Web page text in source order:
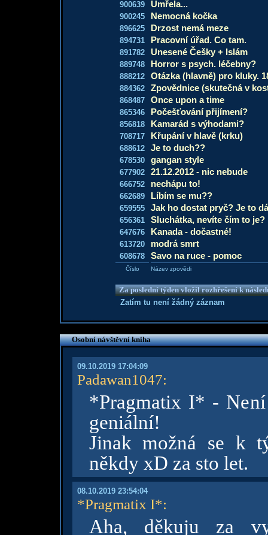
900639 Umřela...
900245 Nemocná kočka
896625 Drzost nemá meze
894731 Pracovní úřad. Co tam.
891782 Unesené Češky + Islám
889748 Horror s psych. léčebny?
888212 Otázka (hlavně) pro kluky.
884362 Zpovědnice (skutečná v
868487 Once upon a time
865346 Počešťování přijímení?
856818 Kamarád s výhodami?
708717 Křupání v hlavě (krku)
688612 Je to duch??
678530 gangan style
677902 21.12.2012 - nic nebude
666752 nechápu to!
662689 Líbím se mu??
659555 Jak ho dostat pryč? Je to
656361 Sluchátka, nevíte čím to je?
647676 Kanada - dočastné!
613720 modrá smrt
608678 Savo na ruce - pomoc
Číslo Název zpovědi
Za poslední týden vložil rozhřešení k
Zatím tu není žádný záznam
Osobní návštěvní kniha
09.10.2019 17:04:09
Padawan1047:
*Pragmatix I* -
geniální!
Jinak možná se k
někdy xD za sto let.
08.10.2019 23:54:04
*Pragmatix I*:
Aha, děkuju za